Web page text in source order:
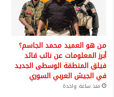
من هو العميد محمد الجاسم؟
أبرز المعلومات عن نائب قائد
فيلق المنطقة الوسطى الجديد
في الجيش العربي السوري
منذ ساعة واحدة